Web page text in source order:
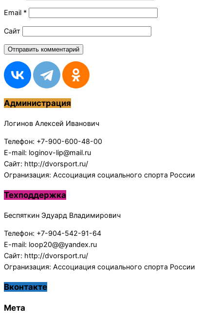
Email *
Сайт
Администрация
Логинов Алексей Иванович
Телефон: +7-900-600-48-00
E-mail: loginov-lip@mail.ru
Сайт: http://dvorsport.ru/
Огранизация: Ассоциация социального спорта России
Техподдержка
Беспяткин Эдуард Владимирович
Телефон: +7-904-542-91-64
E-mail: loop20@@yandex.ru
Сайт: http://dvorsport.ru/
Огранизация: Ассоциация социального спорта России
Вконтакте
Мета